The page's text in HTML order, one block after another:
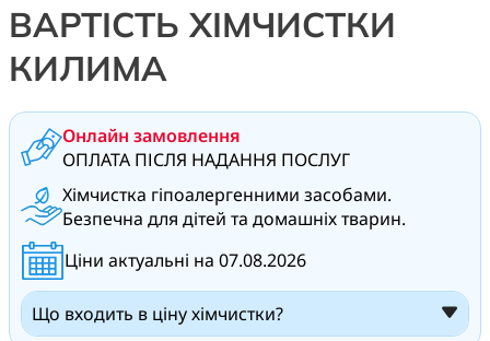
ВАРТІСТЬ ХІМЧИСТКИ
КИЛИМА
Онлайн замовлення
ОПЛАТА ПІСЛЯ НАДАННЯ ПОСЛУГ
Хімчистка гіпоалергенними засобами.
Безпечна для дітей та домашніх тварин.
Ціни актуальні на 07.08.2026
Що входить в ціну хімчистки?